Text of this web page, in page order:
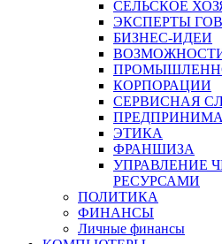
СЕЛЬСКОЕ
ЭКСПЕРТЫ
БИЗНЕС-ИДЕИ
КОРПОРАЦИИ
СЕРВИСНАЯ
ЭТИКА
ФРАНШИЗА
УПРАВЛЕНИЕ
РЕСУРСАМИ
ПОЛИТИКА
ФИНАНСЫ
Личные финансы